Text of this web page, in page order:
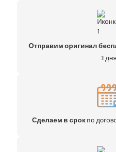
Отправим оригинал
3 дня
Сделаем в срокпо